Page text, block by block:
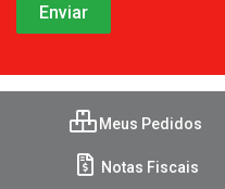
Meus Pedidos
Notas Fiscais